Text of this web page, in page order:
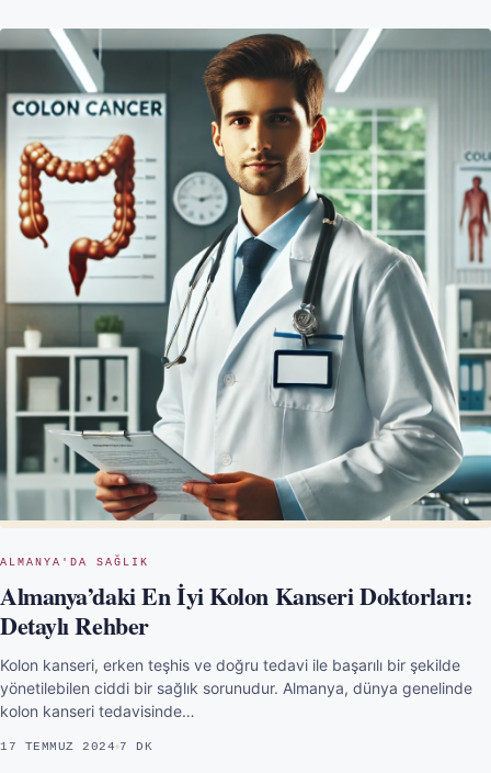
ALMANYA'DA SAĞLIK
Almanya’daki En İyi Kolon Kanseri Doktorları:
Detaylı Rehber
Kolon kanseri, erken teşhis ve doğru tedavi ile başarılı bir şekilde
yönetilebilen ciddi bir sağlık sorunudur. Almanya, dünya genelinde
kolon kanseri tedavisinde…
17 TEMMUZ 2024 7 DK